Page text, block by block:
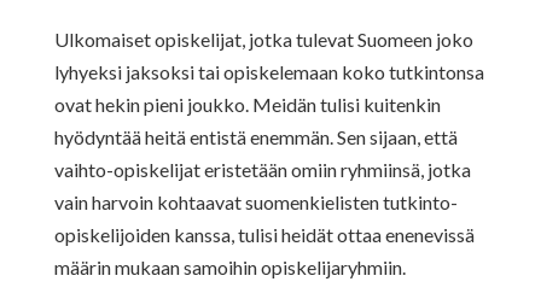
Ulkomaiset opiskelijat, jotka tulevat Suomeen joko
lyhyeksi jaksoksi tai opiskelemaan koko tutkintonsa
ovat hekin pieni joukko. Meidän tulisi kuitenkin
hyödyntää heitä entistä enemmän. Sen sijaan, että
vaihto-opiskelijat eristetään omiin ryhmiinsä, jotka
vain harvoin kohtaavat suomenkielisten tutkinto-
opiskelijoiden kanssa, tulisi heidät ottaa enenevissä
määrin mukaan samoihin opiskelijaryhmiin.